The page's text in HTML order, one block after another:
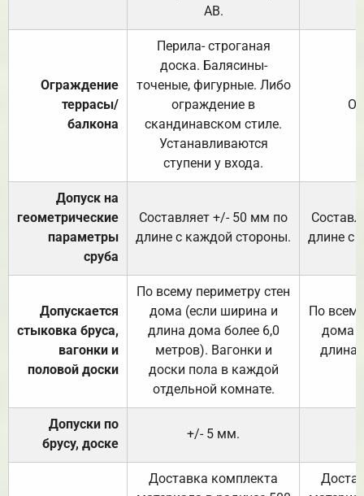
АВ.
Ограждение
террасы/
балкона
Перила- строганая
доска. Балясины-
точеные, фигурные. Либо
ограждение в
скандинавском стиле.
Устанавливаются
ступени у входа.
Допуск на
геометрические
параметры
сруба
Составляет +/- 50 мм по
длине с каждой стороны.
длине с
Допускается
стыковка бруса,
вагонки и
половой доски
По всему периметру стен
дома (если ширина и
длина дома более 6,0
метров). Вагонки и
доски пола в каждой
отдельной комнате.
По
дома
длина
Допуски по
брусу, доске
+/- 5 мм.
Доставка комплекта